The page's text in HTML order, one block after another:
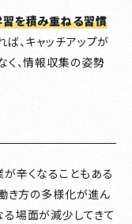
習を積み重ねる習慣
、キャッチアップが
く、情報収集の姿勢
辛くなることもある
き方の多様化が進ん
場面が減少してきて